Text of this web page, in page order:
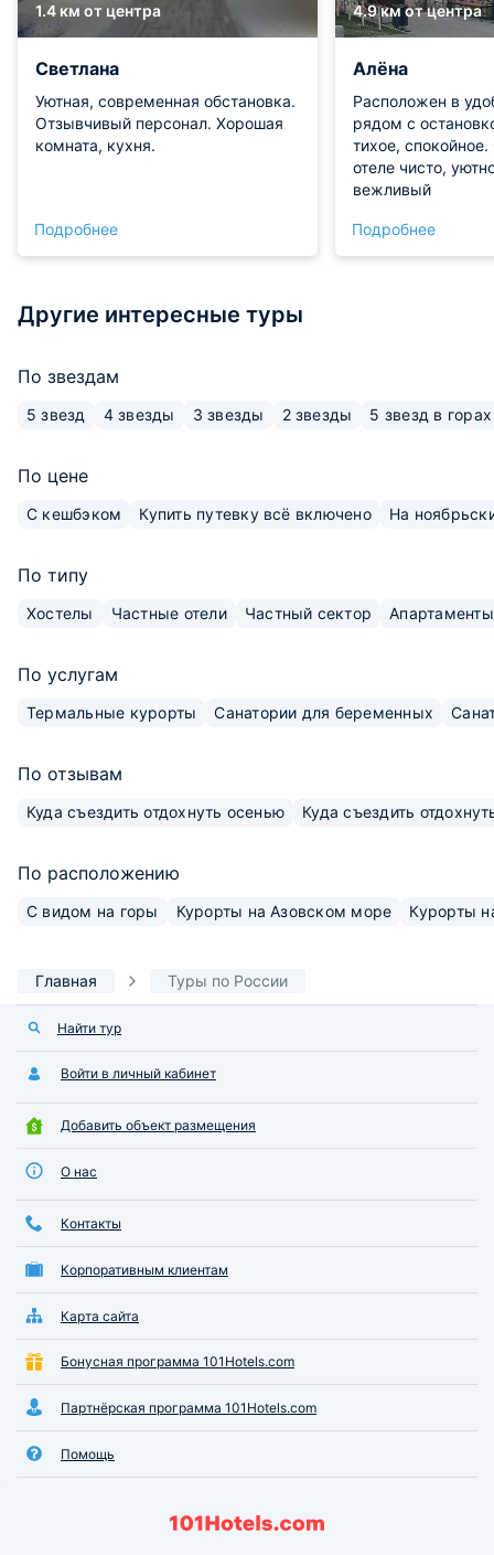
1.4 км от центра
Светлана
Уютная, современная обстановка.
Отзывчивый персонал. Хорошая
комната, кухня.
Подробнее
4.9 км от центра
Алёна
Расположен в
рядом с
тихое,
отеле чисто,
вежливый
Подробнее
Другие интересные туры
По звездам
5 звезд 4 звезды 3 звезды 2 звезды 5 звезд в горах
По цене
С кешбэком Купить путевку всё включено На
По типу
Хостелы Частные отели Частный сектор Апартаменты
По услугам
Термальные курорты Санатории для беременных
По отзывам
Куда съездить отдохнуть осенью Куда съездить
По расположению
С видом на горы Курорты на Азовском море Курорты
Главная Туры по России
Найти тур
Войти в личный кабинет
Добавить объект размещения
О нас
Контакты
Корпоративным клиентам
Карта сайта
Бонусная программа 101Hotels.com
Партнёрская программа 101Hotels.com
Помощь